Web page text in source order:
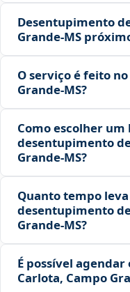
Desentupimento
Grande‑MS
O serviço é feito
Grande‑MS?
Como escolher
desentupimento
Grande‑MS?
Quanto tempo
desentupimento
Grande‑MS?
É possível
Carlota, Campo